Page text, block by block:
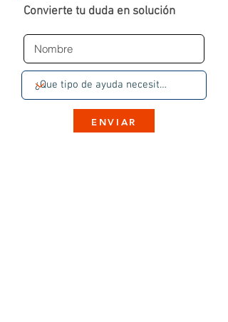
Convierte tu duda en solución
ENVIAR